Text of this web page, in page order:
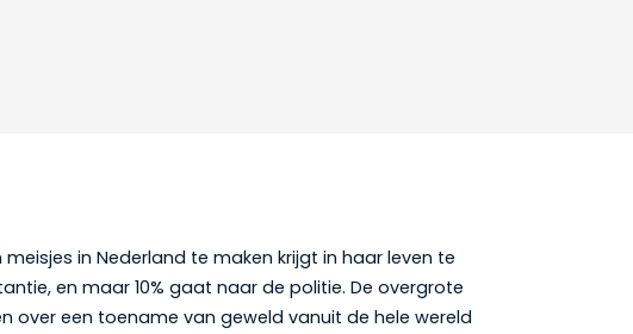
in Nederland te maken krijgt in haar leven te
en maar 10% gaat naar de politie. De overgrote
over een toename van geweld vanuit de hele wereld